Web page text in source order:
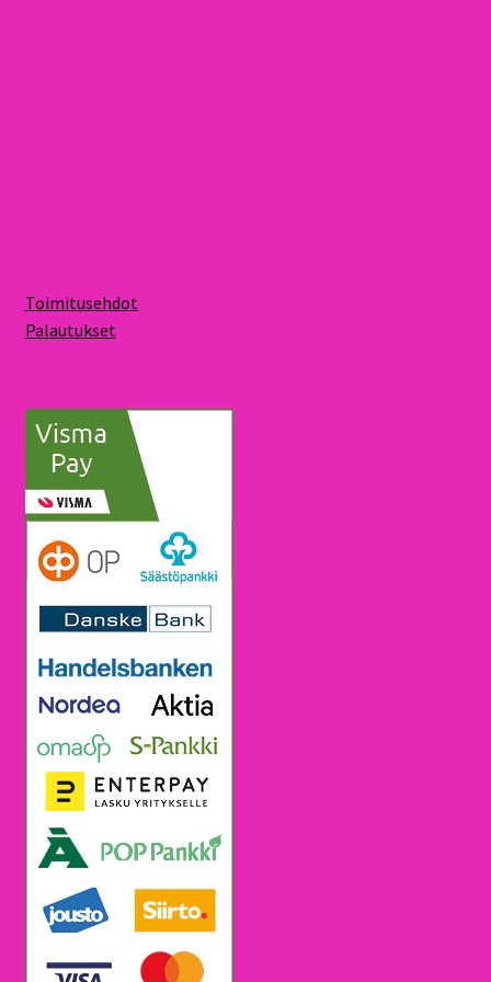
Toimitusehdot
Palautukset